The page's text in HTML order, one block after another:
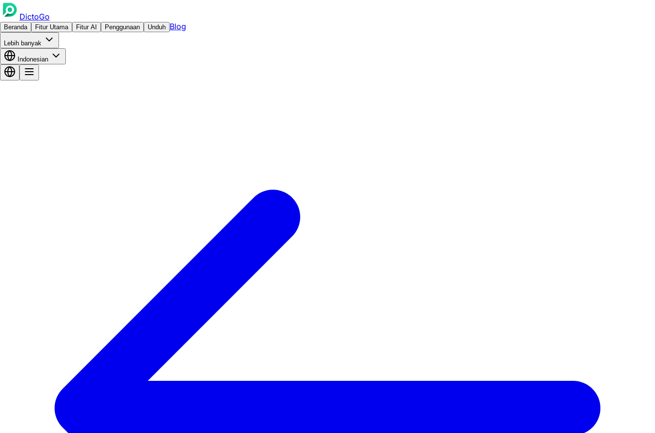
DictoGo
Beranda Fitur Utama Fitur AI Penggunaan Unduh Blog
Lebih banyak
Indonesian